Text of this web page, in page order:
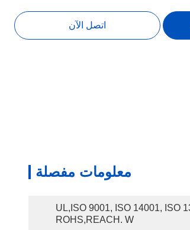
اتصل الآن
معلومات مفصلة
UL,ISO 9001, ISO 14001, ISO
ROHS,REACH. W